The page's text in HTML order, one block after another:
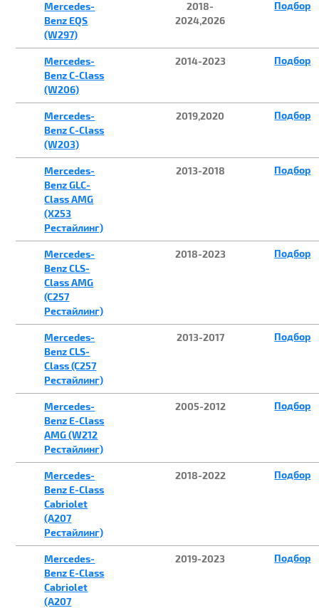
Mercedes-
Benz EQS
(W297)
2018-
2024,2026
Подбор
Mercedes-
Benz C-Class
(W206)
2014-2023 Подбор
Mercedes-
Benz C-Class
(W203)
2019,2020 Подбор
Mercedes-
Benz GLC-
Class AMG
(X253
Рестайлинг)
2013-2018 Подбор
Mercedes-
Benz CLS-
Class AMG
(C257
Рестайлинг)
2018-2023 Подбор
Mercedes-
Benz CLS-
Class (C257
Рестайлинг)
2013-2017 Подбор
Mercedes-
Benz E-Class
AMG (W212
Рестайлинг)
2005-2012 Подбор
Mercedes-
Benz E-Class
Cabriolet
(A207
Рестайлинг)
2018-2022 Подбор
Mercedes-
Benz E-Class
Cabriolet
(A207
2019-2023 Подбор